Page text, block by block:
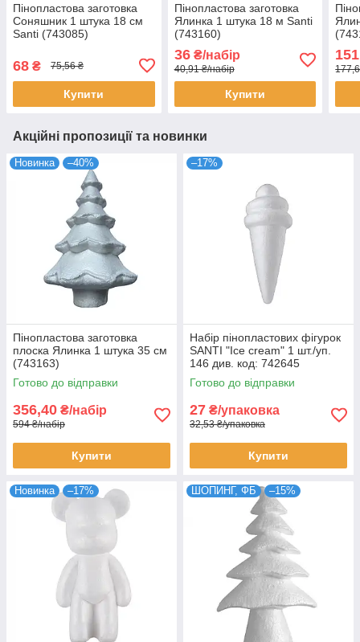
Пінопластова заготовка
Соняшник 1 штука 18 см
Santi (743085)
68 ₴ 75,56 ₴
Купити
Пінопластова заготовка
Ялинка 1 штука 18 м Santi
(743160)
36₴/набір
40,91 ₴/набір
Купити
151
Акційні пропозиції та новинки
Новинка –40%
Пінопластова заготовка
плоска Ялинка 1 штука 35 см
(743163)
Готово до відправки
356,40 ₴/набір
594 ₴/набір
Купити
–17%
Набір пінопластових фігурок
SANTI "Ice cream" 1 шт./уп.
146 див. код: 742645
Готово до відправки
27 ₴/упаковка
32,53 ₴/упаковка
Купити
Новинка –17% ШОПИНГ, ФБ –15%